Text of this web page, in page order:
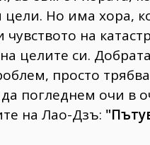
Но има хора,
на
целите си.
просто
погледнем очи в
на Лао-Дзъ: